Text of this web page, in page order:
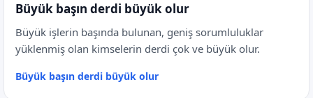
Büyük başın derdi büyük olur
Büyük işlerin başında bulunan, geniş sorumluluklar
yüklenmiş olan kimselerin derdi çok ve büyük olur.
Büyük başın derdi büyük olur